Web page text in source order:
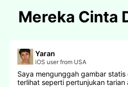
Mereka Cinta
Yaran
iOS user from USA
Saya mengunggah gambar
terlihat seperti pertunjukan tarian